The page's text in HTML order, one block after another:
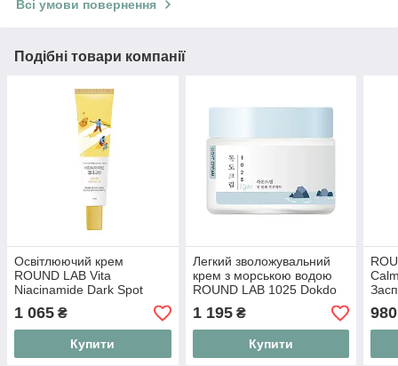
Всі умови повернення
Подібні товари компанії
Освітлюючий крем
ROUND LAB Vita
Niacinamide Dark Spot
Cream 50 ml з вітаміном C
та ніацинамідом
1 065 ₴
Купити
Легкий зволожувальний
крем з морською водою
ROUND LAB 1025 Dokdo
Light Cream 80 ml
1 195₴
Купити
980